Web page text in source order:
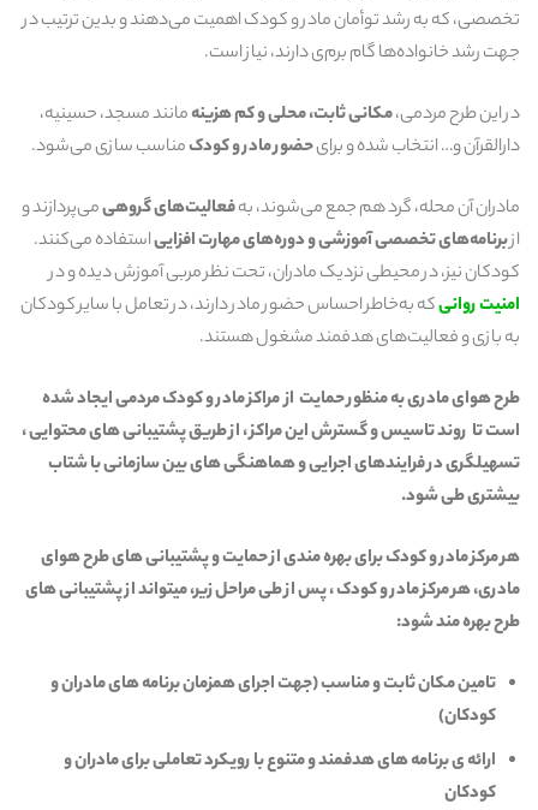
تخصصی، که به رشد توأمان مادر و کودک اهمیت می‌دهند و بدین ترتیب در
جهت رشد خانواده‌ها گام برم‌ی دارند، نیاز است.
در این طرح مردمی،مکانی ثابت، محلی و کم هزینهمانند مسجد، حسینیه،
دارالقرآن و… انتخاب شده و برایحضور مادر و کودکمناسب سازی می‌شود.
مادران آن محله، گرد هم جمع می‌شوند، بهفعالیت‌های گروهیمی‌پردازند و
ازبرنامه‌های تخصصی آموزشی و دوره‌های مهارت افزاییاستفاده می‌کنند.
کودکان نیز، در محیطی نزدیک مادران، تحت نظر مربی آموزش دیده و در
امنیت روانیکه به‌خاطر احساس حضور مادر دارند، در تعامل با سایر کودکان
به بازی و فعالیت‌های هدفمند مشغول هستند.
طرح هوای مادری به منظور حمایت از مراکز مادر و کودک مردمی ایجاد شده
است تا روند تاسیس و گسترش این مراکز ، از طریق پشتیبانی های محتوایی ،
تسهیلگری در فرایندهای اجرایی و هماهنگی های بین سازمانی با شتاب
بیشتری طی شود.
هر مرکز مادر و کودک برای بهره مندی از حمایت و پشتیبانی های طرح هوای
مادری، هر مرکز مادر و کودک ، پس از طی مراحل زیر، میتواند از پشتیبانی های
طرح بهره مند شود:
تامین مکان ثابت و مناسب (جهت اجرای همزمان برنامه های مادران و
کودکان)
ارائه ی برنامه های هدفمند و متنوع با رویکرد تعاملی برای مادران و
کودکان